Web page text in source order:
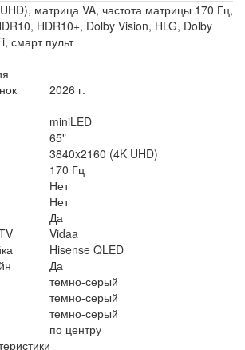
матрица VA, частота матрицы 170 Гц,
HDR10+, Dolby Vision, HLG, Dolby
смарт пульт
2026 г.
miniLED
65"
3840x2160 (4K UHD)
170 Гц
Нет
Нет
Да
Vidaa
Hisense QLED
Да
темно-серый
темно-серый
темно-серый
по центру